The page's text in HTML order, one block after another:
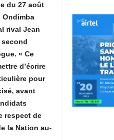
du 27 août
Ondimba
rival Jean
« Ce
d’écrire
pour
avant
respect de
la Nation au-